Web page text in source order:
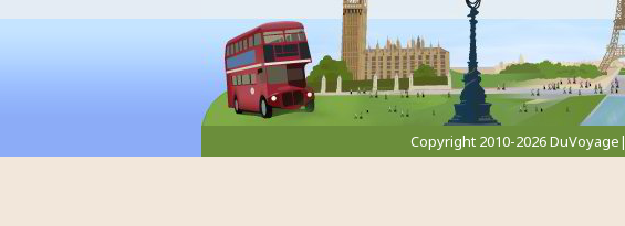
Copyright 2010-2026 DuVoyage|